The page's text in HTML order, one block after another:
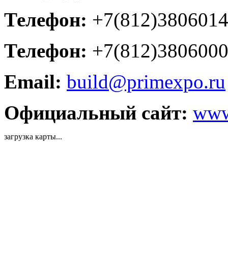
Телефон: +7(812)3806014
Телефон: +7(812)3806000
Email: build@primexpo.ru
Официальный сайт:
загрузка карты...